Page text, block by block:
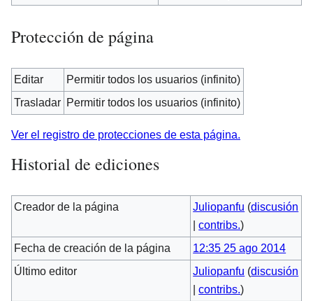
Protección de página
Editar
Permitir todos los usuarios (infinito)
Trasladar Permitir todos los usuarios (infinito)
Ver el registro de protecciones de esta página.
Historial de ediciones
Creador de la página Juliopanfu (discusión
|contribs.)
Fecha de creación de la página
12:35 25 ago 2014
Último editor
Juliopanfu (discusión
|contribs.)